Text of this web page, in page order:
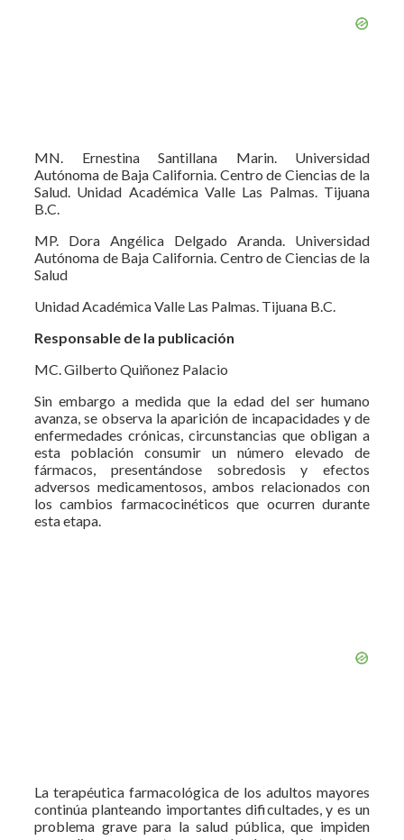
MN. Ernestina Santillana Marin. Universidad
Autónoma de Baja California. Centro de Ciencias de la
Salud. Unidad Académica Valle Las Palmas. Tijuana
B.C.
MP. Dora Angélica Delgado Aranda. Universidad
Autónoma de Baja California. Centro de Ciencias de la
Salud
Unidad Académica Valle Las Palmas. Tijuana B.C.
Responsable de la publicación
MC. Gilberto Quiñonez Palacio
Sin embargo a medida que la edad del ser humano
avanza, se observa la aparición de incapacidades y de
enfermedades crónicas, circunstancias que obligan a
esta población consumir un número elevado de
fármacos, presentándose sobredosis y efectos
adversos medicamentosos, ambos relacionados con
los cambios farmacocinéticos que ocurren durante
esta etapa.
La terapéutica farmacológica de los adultos mayores
continúa planteando importantes dificultades, y es un
problema grave para la salud pública, que impiden